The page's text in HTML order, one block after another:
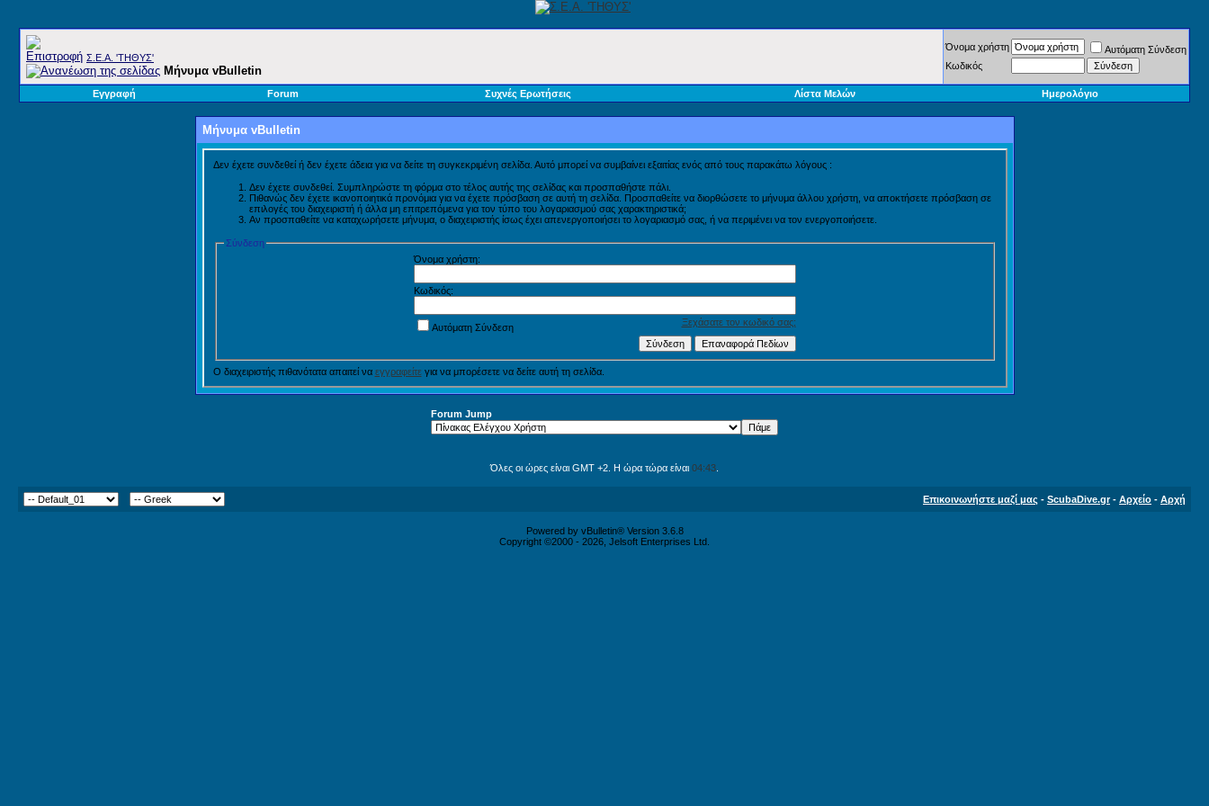
Σ.E.A. 'ΤΗΘΥΣ'
Μήνυμα vBulletin
Όνομα χρήστη
Αυτόματη Σύνδεση
Κωδικός
Εγγραφή Forum Συχνές Ερωτήσεις Λίστα Μελών Ημερολόγιο
Μήνυμα vBulletin
Δεν έχετε συνδεθεί ή δεν έχετε άδεια για να δείτε τη συγκεκριμένη σελίδα. Αυτό μπορεί να συμβαίνει εξαιτίας ενός από τους παρακάτω λόγους :
Δεν έχετε συνδεθεί. Συμπληρώστε τη φόρμα στο τέλος αυτής της σελίδας και προσπαθήστε πάλι.
Πιθανώς δεν έχετε ικανοποιητικά προνόμια για να έχετε πρόσβαση σε αυτή τη σελίδα. Προσπαθείτε να διορθώσετε το μήνυμα άλλου χρήστη, να αποκτήσετε πρόσβαση σε
επιλογές του διαχειριστή ή άλλα μη επιτρεπόμενα για τον τύπο του λογαριασμού σας χαρακτηριστικά;
Αν προσπαθείτε να καταχωρήσετε μήνυμα, ο διαχειριστής ίσως έχει απενεργοποιήσει το λογαριασμό σας, ή να περιμένει να τον ενεργοποιήσετε.
Σύνδεση
Όνομα χρήστη:
Κωδικός:
Ξεχάσατε τον κωδικό σας;
Αυτόματη Σύνδεση
Ο διαχειριστής πιθανότατα απαιτεί να εγγραφείτεγια να μπορέσετε να δείτε αυτή τη σελίδα.
Forum Jump
Όλες οι ώρες είναι GMT +2. Η ώρα τώρα είναι 04:43
Επικοινωνήστε μαζί μας - ScubaDive.gr- Αρχείο - Αρχή
Powered by vBulletin® Version 3.6.8
Copyright ©2000 - 2026, Jelsoft Enterprises Ltd.